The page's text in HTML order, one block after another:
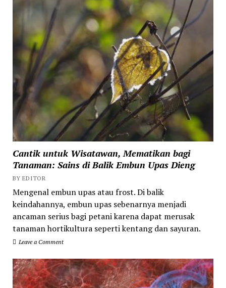
Cantik untuk Wisatawan, Mematikan bagi
Tanaman: Sains di Balik Embun Upas Dieng
BY EDITOR
Mengenal embun upas atau frost. Di balik
keindahannya, embun upas sebenarnya menjadi
ancaman serius bagi petani karena dapat merusak
tanaman hortikultura seperti kentang dan sayuran.
Leave a Comment